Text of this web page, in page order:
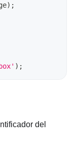
) ;
) ;
del